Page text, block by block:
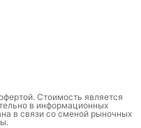
Стоимость является
в информационных
в связи со сменой рыночных